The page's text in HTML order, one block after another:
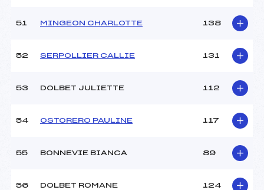
51 MINGEON CHARLOTTE 138
52 SERPOLLIER CALLIE 131
53 DOLBET JULIETTE 112
54 OSTORERO PAULINE 117
55 BONNEVIE BIANCA 89
56 DOLBET ROMANE 124